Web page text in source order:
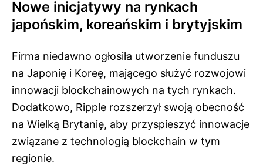
Nowe inicjatywy na rynkach
japońskim, koreańskim i brytyjskim
Firma niedawno ogłosiła utworzenie funduszu
na Japonię i Koreę, mającego służyć rozwojowi
innowacji blockchainowych na tych rynkach.
Dodatkowo, Ripple rozszerzył swoją obecność
na Wielką Brytanię, aby przyspieszyć innowacje
związane z technologią blockchain w tym
regionie.